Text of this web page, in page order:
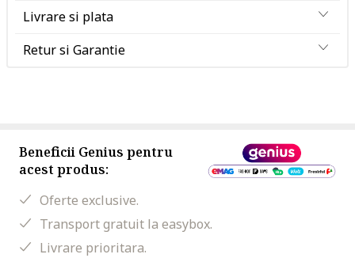
Livrare si plata
Retur si Garantie
Beneficii Genius pentru
acest produs:
Oferte exclusive.
Transport gratuit la easybox.
Livrare prioritara.